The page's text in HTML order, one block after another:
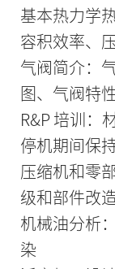
基本热力学
容积效率、
气阀简介：
图、气阀特
R&P 培训：
停机期间保
压缩机和零
级和部件改造
机械油分析
染